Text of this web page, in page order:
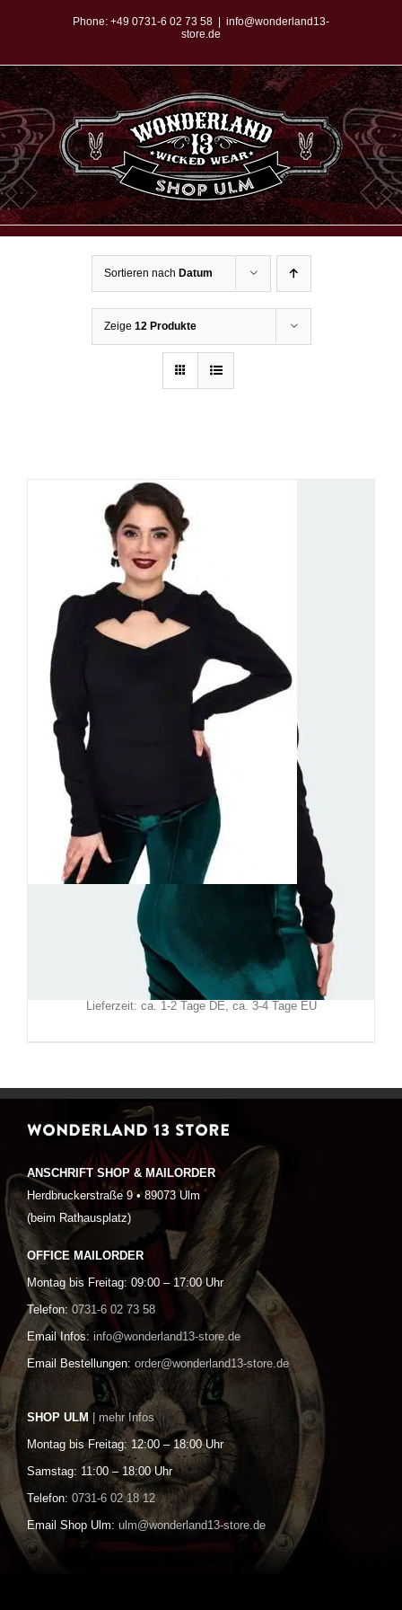
springen
Phone: +49 0731-6 02 73 58
info@wonderland13-
store.de
Sortieren nach Datum
Zeige 12 Produkte
Voodoo Vixen Top Shadow Kiss
zzgl.Versand
Lieferzeit: ca. 1-2 Tage DE, ca. 3-4 Tage EU
WONDERLAND 13 STORE
ANSCHRIFT SHOP & MAILORDER
Herdbruckerstraße 9 • 89073 Ulm
(beim Rathausplatz)
OFFICE MAILORDER
Montag bis Freitag: 09:00 – 17:00 Uhr
Telefon: 0731-6 02 73 58
Email Infos: info@wonderland13-store.de
Email Bestellungen: order@wonderland13-store.de
SHOP ULM | mehr Infos
Montag bis Freitag: 12:00 – 18:00 Uhr
Samstag: 11:00 – 18:00 Uhr
Telefon: 0731-6 02 18 12
Email Shop Ulm: ulm@wonderland13-store.de